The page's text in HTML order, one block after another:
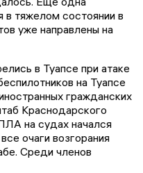
в тяжелом состоянии в
уже направлены на
в Туапсе при атаке
на Туапсе
гражданских
Краснодарского
на судах начался
очаги возгорания
Среди членов